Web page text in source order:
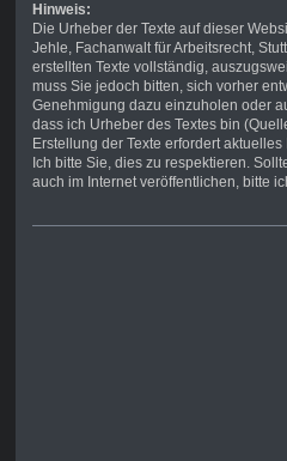
Hinweis:
Die Urheber der Texte auf dieser
Jehle, Fachanwalt für Arbeitsrecht,
erstellten Texte vollständig,
muss Sie jedoch bitten, sich vorher
Genehmigung dazu einzuholen oder
dass ich Urheber des Textes bin
Erstellung der Texte erfordert
Ich bitte Sie, dies zu respektieren.
auch im Internet veröffentlichen, bitte